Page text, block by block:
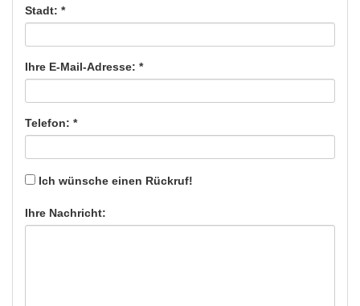
Stadt: *
Ihre E-Mail-Adresse: *
Telefon: *
Ich wünsche einen Rückruf!
Ihre Nachricht: